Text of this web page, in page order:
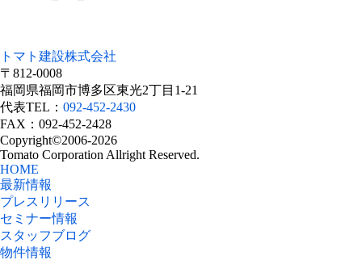
トマト建設株式会社
〒812-0008
福岡県福岡市博多区東光2丁目1-21
代表TEL： 092-452-2430
FAX：092-452-2428
Copyright©2006-2026
Tomato Corporation Allright Reserved.
HOME
最新情報
プレスリリース
セミナー情報
スタッフブログ
物件情報